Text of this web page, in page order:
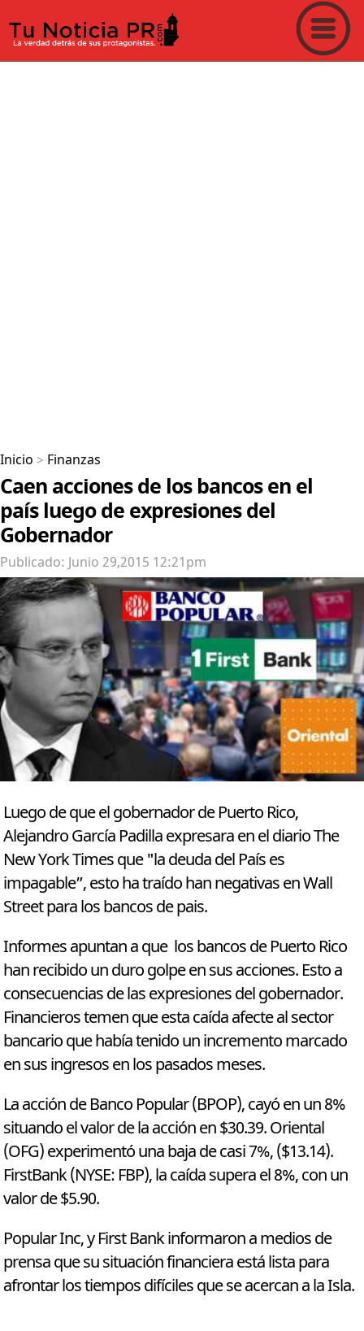
Inicio > Finanzas
Caen acciones de los bancos en el
país luego de expresiones del
Gobernador
Publicado: Junio 29,2015 12:21pm
Luego de que el gobernador de Puerto Rico,
Alejandro García Padilla expresara en el diario The
New York Times que "la deuda del País es
impagable”, esto ha traído han negativas en Wall
Street para los bancos de pais.
Informes apuntan a que los bancos de Puerto Rico
han recibido un duro golpe en sus acciones. Esto a
consecuencias de las expresiones del gobernador.
Financieros temen que esta caída afecte al sector
bancario que había tenido un incremento marcado
en sus ingresos en los pasados meses.
La acción de Banco Popular (BPOP), cayó en un 8%
situando el valor de la acción en $30.39. Oriental
(OFG) experimentó una baja de casi 7%, ($13.14).
FirstBank (NYSE: FBP), la caída supera el 8%, con un
valor de $5.90.
Popular Inc, y First Bank informaron a medios de
prensa que su situación financiera está lista para
afrontar los tiempos difíciles que se acercan a la Isla.